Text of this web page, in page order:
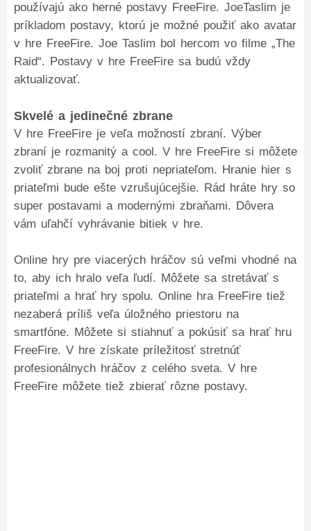
používajú ako herné postavy FreeFire. JoeTaslim je
príkladom postavy, ktorú je možné použiť ako avatar
v hre FreeFire. Joe Taslim bol hercom vo filme „The
Raid“. Postavy v hre FreeFire sa budú vždy
aktualizovať.
Skvelé a jedinečné zbrane
V hre FreeFire je veľa možností zbraní. Výber
zbraní je rozmanitý a cool. V hre FreeFire si môžete
zvoliť zbrane na boj proti nepriateľom. Hranie hier s
priateľmi bude ešte vzrušujúcejšie. Rád hráte hry so
super postavami a modernými zbraňami. Dôvera
vám uľahčí vyhrávanie bitiek v hre.
Online hry pre viacerých hráčov sú veľmi vhodné na
to, aby ich hralo veľa ľudí. Môžete sa stretávať s
priateľmi a hrať hry spolu. Online hra FreeFire tiež
nezaberá príliš veľa úložného priestoru na
smartfóne. Môžete si stiahnuť a pokúsiť sa hrať hru
FreeFire. V hre získate príležitosť stretnúť
profesionálnych hráčov z celého sveta. V hre
FreeFire môžete tiež zbierať rôzne postavy.